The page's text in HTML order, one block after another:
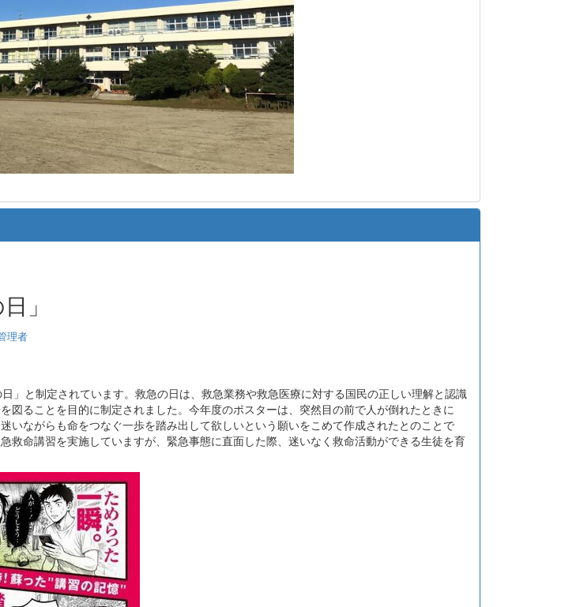
」
理者
」と制定されています。救急の日は、救急業務や救急医療に対する国民の正しい理解と認識
図ることを目的に制定されました。今年度のポスターは、突然目の前で人が倒れたときに
いながらも命をつなぐ一歩を踏み出して欲しいという願いをこめて作成されたとのことで
救命講習を実施していますが、緊急事態に直面した際、迷いなく救命活動ができる生徒を育